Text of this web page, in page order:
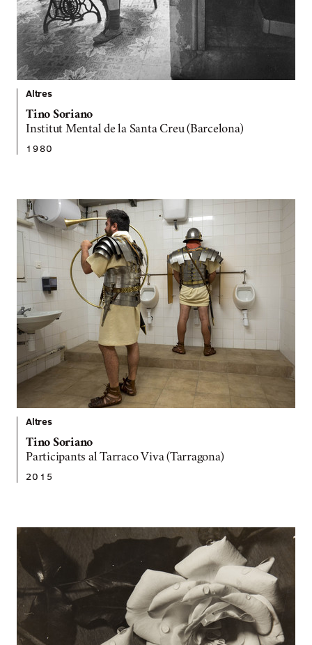
Altres
Tino Soriano
Institut Mental de la Santa Creu (Barcelona)
1980
Altres
Tino Soriano
Participants al Tarraco Viva (Tarragona)
2015